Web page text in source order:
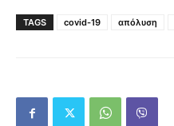
TAGS covid-19 απόλυση